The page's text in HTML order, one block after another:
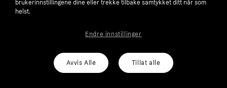
brukerinnstillingene dine eller trekke tilbake samtykket ditt når som
helst.
Avvis Alle Tillat alle
Endre innstillinger